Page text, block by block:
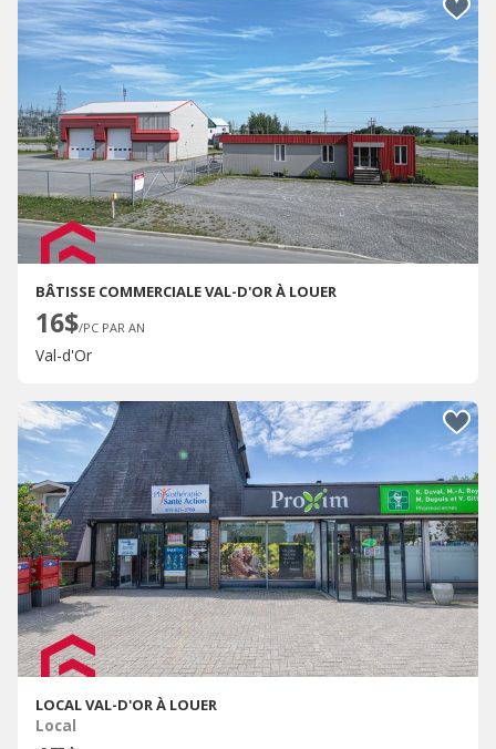
BÂTISSE COMMERCIALE VAL-D'OR À LOUER
16$/PC PAR AN
Val-d'Or
LOCAL VAL-D'OR À LOUER
Local